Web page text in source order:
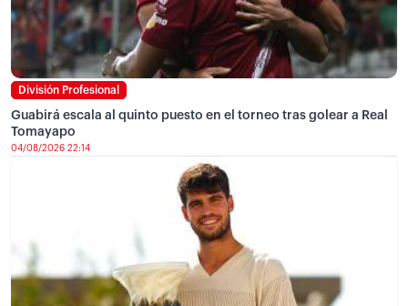
División Profesional
Guabirá escala al quinto puesto en el torneo tras golear a Real
Tomayapo
04/08/2026 22:14